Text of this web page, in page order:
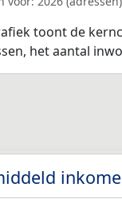
toont de
het aantal